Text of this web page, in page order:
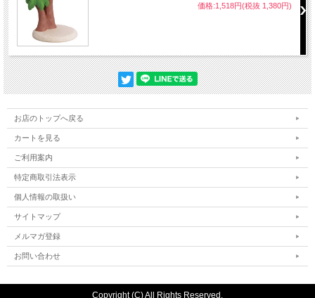
価格:1,518円(税抜 1,380円)
お店のトップへ戻る
カートを見る
ご利用案内
特定商取引法表示
個人情報の取扱い
サイトマップ
メルマガ登録
お問い合わせ
Copyright (C) All Rights Reserved.